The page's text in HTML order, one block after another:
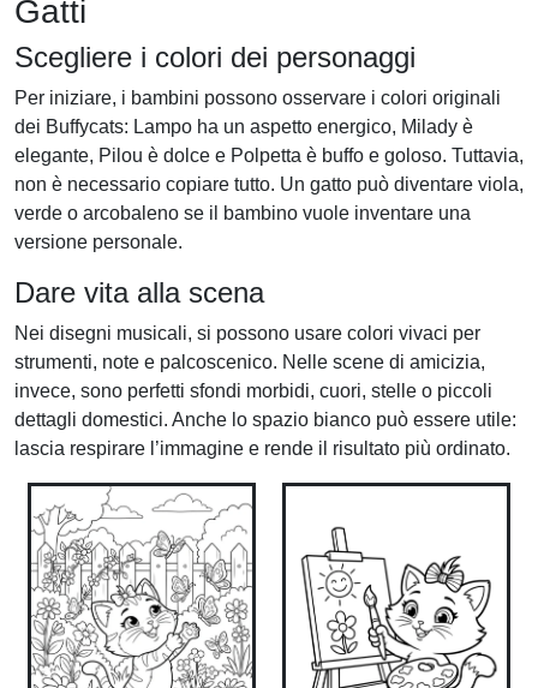
Gatti
Scegliere i colori dei personaggi
Per iniziare, i bambini possono osservare i colori originali
dei Buffycats: Lampo ha un aspetto energico, Milady è
elegante, Pilou è dolce e Polpetta è buffo e goloso. Tuttavia,
non è necessario copiare tutto. Un gatto può diventare viola,
verde o arcobaleno se il bambino vuole inventare una
versione personale.
Dare vita alla scena
Nei disegni musicali, si possono usare colori vivaci per
strumenti, note e palcoscenico. Nelle scene di amicizia,
invece, sono perfetti sfondi morbidi, cuori, stelle o piccoli
dettagli domestici. Anche lo spazio bianco può essere utile:
lascia respirare l’immagine e rende il risultato più ordinato.